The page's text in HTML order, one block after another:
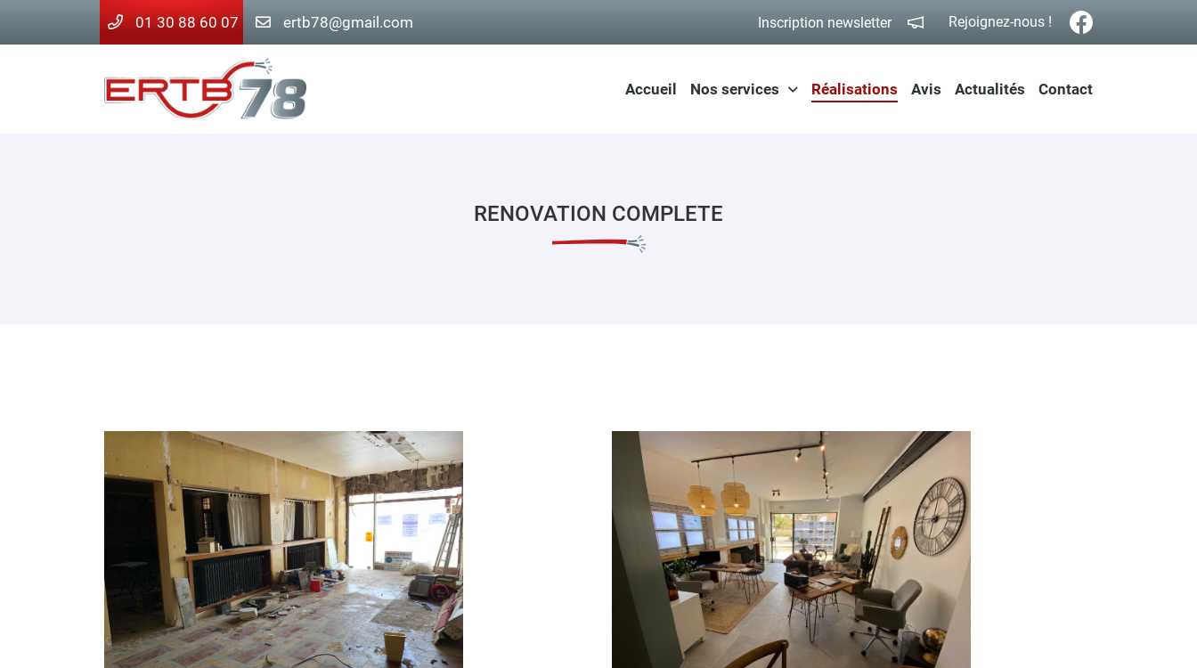
01 30 88 60 07 Inscription newsletter Rejoignez-nous !
Accueil Nos services Réalisations Avis Actualités Contact
4 place de l'Eglise
01 30 88 60 07
INSCRIPTION
RENOVATION COMPLETE